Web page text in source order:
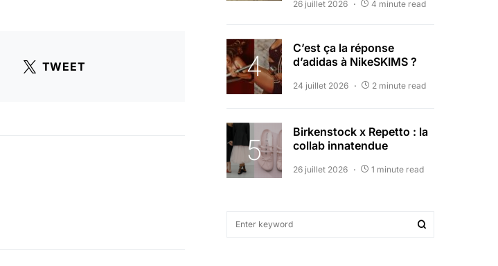
TWEET
26 juillet 2026 4 minute read
C’est ça la réponse
d’adidas à NikeSKIMS ?
24 juillet 2026 2 minute read
Birkenstock x Repetto : la
collab innatendue
26 juillet 2026 1 minute read